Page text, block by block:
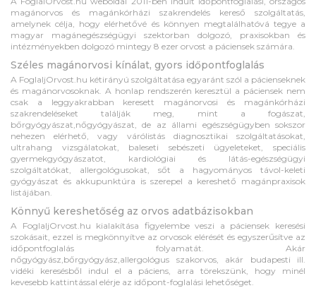
magánorvos és magánkórházi szakrendelés kereső szolgáltatás,
amelynek célja, hogy elérhetővé és könnyen megtalálhatóvá tegye a
magyar magánegészségügyi szektorban dolgozó, praxisokban és
intézményekben dolgozó mintegy 8 ezer orvost a páciensek számára.
Széles magánorvosi kínálat, gyors időpontfoglalás
A FoglaljOrvost.hu kétirányú szolgáltatása egyaránt szól a pácienseknek
és magánorvosoknak. A honlap rendszerén keresztül a páciensek nem
csak a leggyakrabban keresett magánorvosi és magánkórházi
szakrendeléseket találják meg, mint a fogászat,
bőrgyógyászat,nőgyógyászat, de az állami egészségügyben sokszor
nehezen elérhető, vagy várólistás diagnosztikai szolgáltatásokat,
ultrahang vizsgálatokat, baleseti sebészeti ügyeleteket, speciális
gyermekgyógyászatot, kardiológiai és látás-egészségügyi
szolgáltatókat, allergológusokat, sőt a hagyományos távol-keleti
gyógyászat és akkupunktúra is szerepel a kereshető magánpraxisok
listájában.
Könnyű kereshetőség az orvos adatbázisokban
A FoglaljOrvost.hu kialakítása figyelembe veszi a páciensek keresési
szokásait, ezzel is megkönnyítve az orvosok elérését és egyszerűsítve az
időpontfoglalás folyamatát. Akár
nőgyógyász,bőrgyógyász,allergológus szakorvos, akár budapesti ill.
vidéki keresésből indul el a páciens, arra törekszünk, hogy minél
kevesebb kattintással elérje az időpont-foglalási lehetőséget.